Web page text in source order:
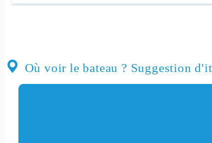
Où voir le bateau ? Suggestion